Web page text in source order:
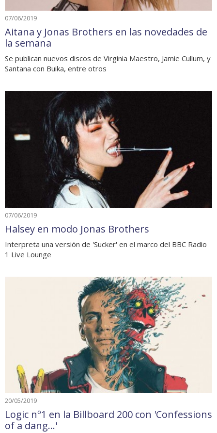
07/06/2019
Aitana y Jonas Brothers en las novedades de
la semana
Se publican nuevos discos de Virginia Maestro, Jamie Cullum, y
Santana con Buika, entre otros
07/06/2019
Halsey en modo Jonas Brothers
Interpreta una versión de 'Sucker' en el marco del BBC Radio
1 Live Lounge
20/05/2019
Logic nº1 en la Billboard 200 con 'Confessions
of a dang...'